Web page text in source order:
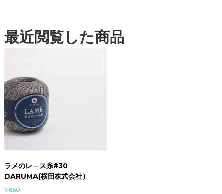
最近閲覧した商品
ラメのレ－ス糸#30
DARUMA(横田株式会社）
¥660